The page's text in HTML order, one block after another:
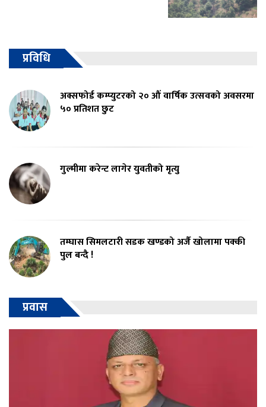
प्रविधि
अक्सफोर्ड कम्प्युटरको २० औं वार्षिक उत्सवको अवसरमा
५० प्रतिशत छुट
गुल्मीमा करेन्ट लागेर युवतीको मृत्यु
तम्घास सिमलटारी सडक खण्डको अर्जै खोलामा पक्की
पुल बन्दै !
प्रवास